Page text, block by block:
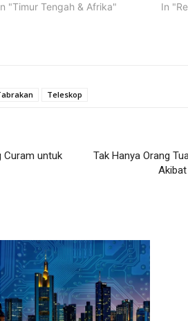
"Timur Tengah & Afrika"
In
Teleskop
Curam untuk
Tak Hanya Orang